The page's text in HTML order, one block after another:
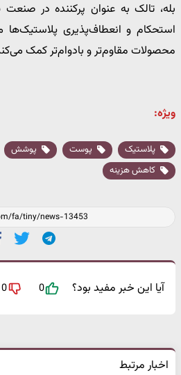
بله، تالک به عنوان پرکننده در
استحکام و انعطاف‌پذیری پلاستیک‌ها
محصولات مقاوم‌تر و بادوام‌تر کمک
ویژه:
پلاستیک پوست پوشش
کاهش هزینه
آیا این خبر مفید بود؟ 0
0
اخبار مرتبط